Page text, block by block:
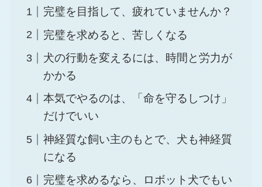
完璧を目指して、疲れていませんか？
完璧を求めると、苦しくなる
犬の行動を変えるには、時間と労力が
かかる
本気でやるのは、「命を守るしつけ」
だけでいい
神経質な飼い主のもとで、犬も神経質
になる
完璧を求めるなら、ロボット犬でもい